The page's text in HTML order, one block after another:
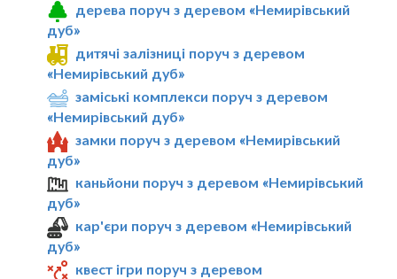
дерева поруч з деревом «Немирівський
дуб»
дитячі залізниці поруч з деревом
«Немирівський дуб»
заміські комплекси поруч з деревом
«Немирівський дуб»
замки поруч з деревом «Немирівський
дуб»
каньйони поруч з деревом «Немирівський
дуб»
кар'єри поруч з деревом «Немирівський
дуб»
квест ігри поруч з деревом